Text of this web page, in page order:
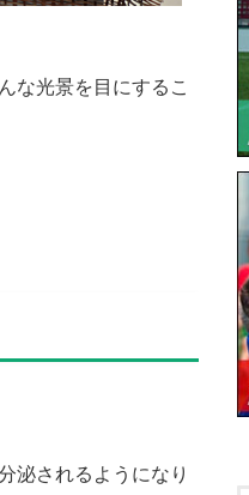
な光景を目にするこ
泌されるようになり